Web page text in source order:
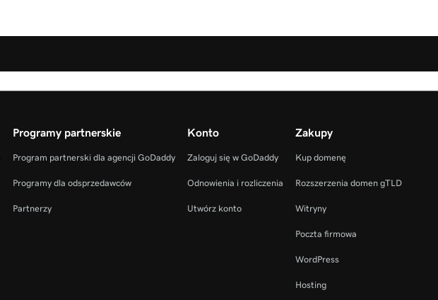
Programy partnerskie
Program partnerski dla agencji GoDaddy
Programy dla odsprzedawców
Partnerzy
Konto
Zaloguj się w GoDaddy
Odnowienia i rozliczenia
Utwórz konto
Zakupy
Kup domenę
Rozszerzenia domen gTLD
Witryny
Poczta firmowa
WordPress
Hosting